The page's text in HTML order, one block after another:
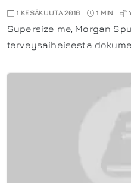
1 KESÄKUUTA 2016 1 MIN
Supersize me, Morgan
terveysaiheisesta